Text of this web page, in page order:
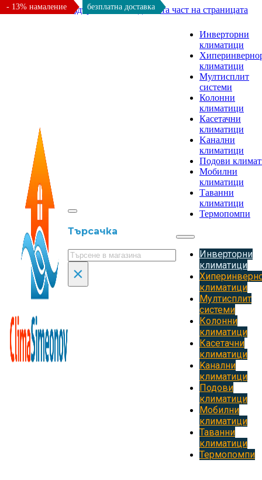
Към основното съдържание Към долната част на страницата
Търсачка
Търсене
×
Инверторни
климатици
климатици
Мултисплит
системи
Колонни
климатици
Касетачни
климатици
Kанални
климатици
Подови
Мобилни
климатици
Таванни
климатици
Термопомпи
Инверторни
климатици
климатици
Мултисплит
системи
Колонни
климатици
Касетачни
климатици
Kанални
климатици
Подови
климатици
Мобилни
климатици
Таванни
климатици
Термопомпи
- 13% намаление безплатна доставка